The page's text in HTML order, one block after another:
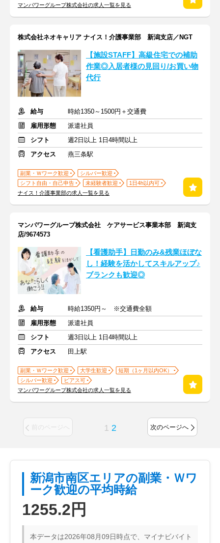
マンパワーグループ株式会社の求人一覧を見る
株式会社ネオキャリア ナイス！介護事業部 新潟支店／NGT
【施設STAFF】高級住宅での補助
作業◎入居者様の見回り/お買い物
代行
給与
時給1350～1500円＋交通費
雇用形態
派遣社員
シフト
週2日以上 1日4時間以上
アクセス
燕三条駅
副業・Ｗワーク歓迎
シルバー歓迎
シフト自由・自己申告
未経験者歓迎
1日4h以内可
ナイス！介護事業部の求人一覧を見る
マンパワーグループ株式会社 ケアサービス事業本部 新潟支
店/9674573
【看護助手】日勤のみ&残業ほぼな
し！経験を活かしてスキルアップ♪
ブランクも歓迎◎
給与
時給1350円～ ※交通費全額
雇用形態
派遣社員
シフト
週3日以上 1日4時間以上
アクセス
田上駅
副業・Ｗワーク歓迎 大学生歓迎
短期（1ヶ月以内OK）
シルバー歓迎
ピアス可
マンパワーグループ株式会社の求人一覧を見る
前のページへ 1 2 次のページへ
新潟市南区エリアの副業・Ｗワ
ーク歓迎の平均時給
1255.2円
本データは2026年08月09日時点で、マイナビバイト